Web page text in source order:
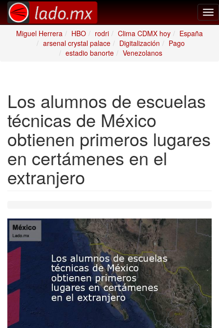
Miguel Herrera
HBO rodri Clima CDMX hoy
España
arsenal crystal palace
Digitalización
Pago
estadio banorte
Venezolanos
Los alumnos de escuelas
técnicas de México
obtienen primeros lugares
en certámenes en el
extranjero